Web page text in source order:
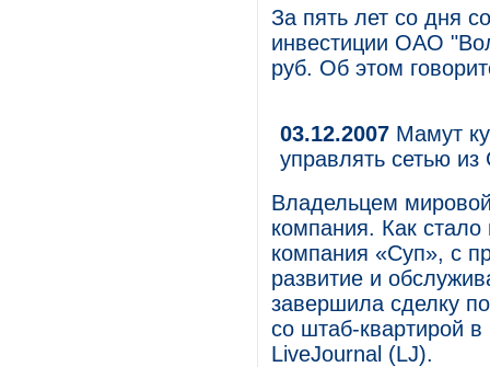
За пять лет со дня
инвестиции ОАО
руб. Об этом
03.12.2007 Мамут
управлять сетью
Владельцем
компания. Как
компания «Суп», с
развитие и
завершила сделку
со штаб-квартирой
LiveJournal (LJ).